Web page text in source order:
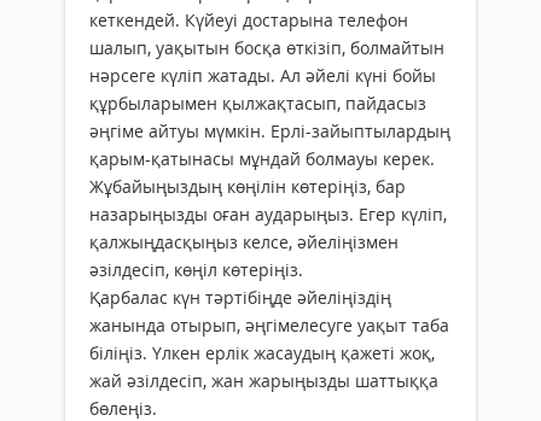
кеткендей. Күйеуі достарына телефон
шалып, уақытын босқа өткізіп, болмайтын
нәрсеге күліп жатады. Ал әйелі күні бойы
құрбыларымен қылжақтасып, пайдасыз
әңгіме айтуы мүмкін. Ерлі-зайыптылардың
қарым-қатынасы мұндай болмауы керек.
Жұбайыңыздың көңілін көтеріңіз, бар
назарыңызды оған аударыңыз. Егер күліп,
қалжыңдасқыңыз келсе, әйеліңізмен
әзілдесіп, көңіл көтеріңіз.
Қарбалас күн тәртібіңде әйеліңіздің
жанында отырып, әңгімелесуге уақыт таба
біліңіз. Үлкен ерлік жасаудың қажеті жоқ,
жай әзілдесіп, жан жарыңызды шаттыққа
бөлеңіз.